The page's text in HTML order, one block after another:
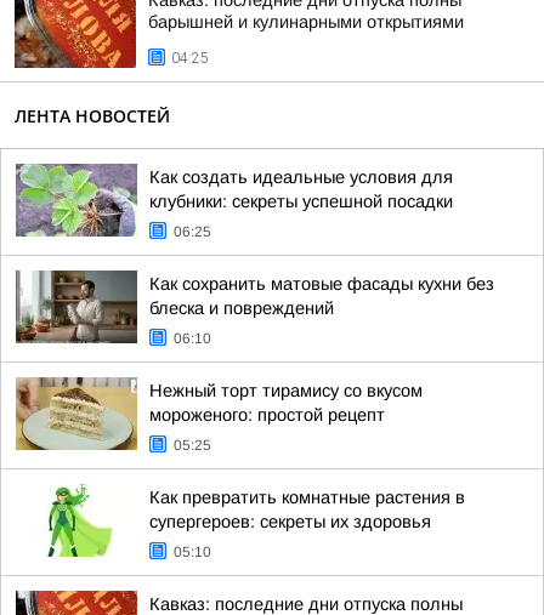
барышней и кулинарными открытиями
04:25
ЛЕНТА НОВОСТЕЙ
Как создать идеальные условия для
клубники: секреты успешной посадки
06:25
Как сохранить матовые фасады кухни без
блеска и повреждений
06:10
Нежный торт тирамису со вкусом
мороженого: простой рецепт
05:25
Как превратить комнатные растения в
супергероев: секреты их здоровья
05:10
Кавказ: последние дни отпуска полны